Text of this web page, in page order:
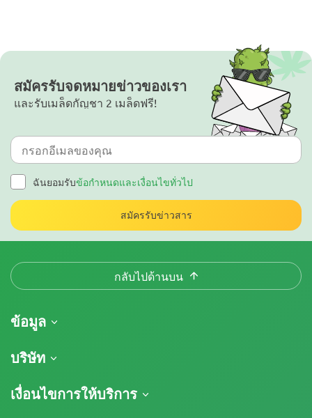
สมัครรับจดหมายข่าวของเรา
และรับเมล็ดกัญชา 2 เมล็ดฟรี!
ฉันยอมรับข้อกำหนดและเงื่อนไขทั่วไป
สมัครรับข่าวสาร
กลับไปด้านบน
ข้อมูล
การจัดส่งสินค้า
นโยบายการคืนสินค้า
บริษัท
เกี่ยวกับเรา
เงื่อนไขการให้บริการ